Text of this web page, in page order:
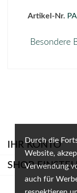
Durch die
Website,
Verwendung
auch für
Artikel-Nr.
Besondere
IHR KONTO
SHOP-